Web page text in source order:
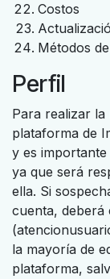
Costos
Métodos
Perfil
Para realizar la
plataforma de
y es
ya que será
ella. Si
cuenta, deberá
la mayoría de
plataforma,